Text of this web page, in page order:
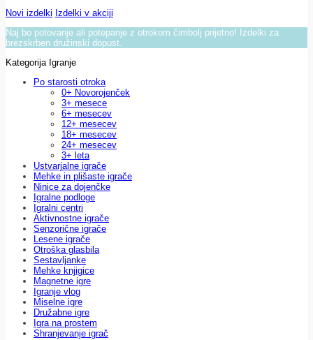
Novi izdelki Izdelki v akciji
Naj bo potovanje ali potepanje z otrokom čimbolj prijetno! Izdelki za
brezskrben družinski dopust.
Kategorija Igranje
Po starosti otroka
0+ Novorojenček
3+ mesece
6+ mesecev
12+ mesecev
18+ mesecev
24+ mesecev
3+ leta
Ustvarjalne igrače
Mehke in plišaste igrače
Ninice za dojenčke
Igralne podloge
Igralni centri
Aktivnostne igrače
Senzorične igrače
Lesene igrače
Otroška glasbila
Sestavljanke
Mehke knjigice
Magnetne igre
Igranje vlog
Miselne igre
Družabne igre
Igra na prostem
Shranjevanje igrač